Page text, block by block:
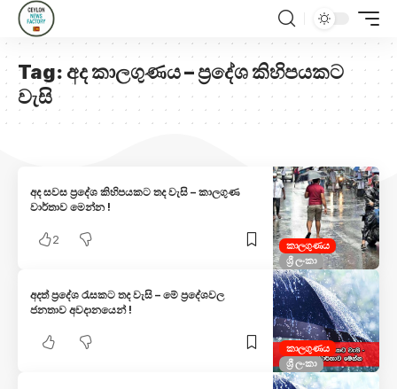
Tag: අද කාලගුණය – ප්‍රදේශ කිහිපයකට
වැසි
කාලගුණය
ශ්‍රී ලංකා
අද සවස ප්‍රදේශ කිහිපයකට තද වැසි – කාලගුණ
වාර්තාව මෙන්න !
2
කාලගුණය
ශ්‍රී ලංකා
අදත් ප්‍රදේශ රැසකට තද වැසි – මේ ප්‍රදේශවල
ජනතාව අවදානයෙන් !